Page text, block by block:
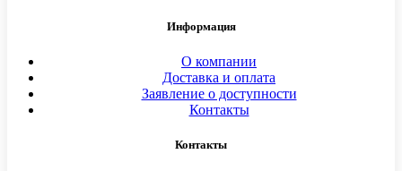
Информация
О компании
Доставка и оплата
Заявление о доступности
Контакты
Контакты